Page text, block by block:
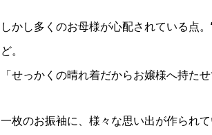
しかし多くのお母様が心配されている点。
ど。
「せっかくの晴れ着だからお嬢様へ持た
一枚のお振袖に、様々な思い出が作られ